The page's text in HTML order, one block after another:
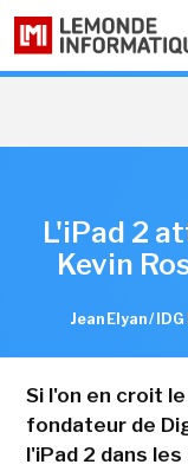
L'iPad 2
Kevin
Jean Elyan /
Si l'on en croit le
fondateur de
l'iPad 2 dans